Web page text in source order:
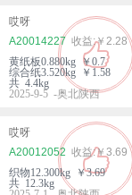
哎呀
A20014227
￥2.28
黄纸板0.880kg ￥0.7
综合纸3.520kg ￥1.58
共 4.4kg
2025-9-5 -奥北陕西
哎呀
A20012052
￥3.69
织物12.300kg ￥3.69
共 12.3kg
2025-7-1 -奥北陕西